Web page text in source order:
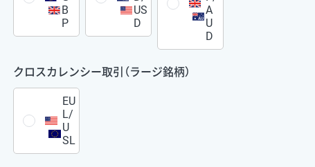
B
P
US
D
A
U
D
クロスカレンシー取引（ラージ銘柄）
EU
L/
U
SL